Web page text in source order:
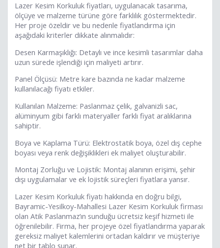
Lazer Kesim Korkuluk fiyatları, uygulanacak tasarıma,
ölçüye ve malzeme türüne göre farklılık göstermektedir.
Her proje özeldir ve bu nedenle fiyatlandırma için
aşağıdaki kriterler dikkate alınmalıdır:
Desen Karmaşıklığı: Detaylı ve ince kesimli tasarımlar daha
uzun sürede işlendiği için maliyeti artırır.
Panel Ölçüsü: Metre kare bazında ne kadar malzeme
kullanılacağı fiyatı etkiler.
Kullanılan Malzeme: Paslanmaz çelik, galvanizli sac,
alüminyum gibi farklı materyaller farklı fiyat aralıklarına
sahiptir.
Boya ve Kaplama Türü: Elektrostatik boya, özel dış cephe
boyası veya renk değişiklikleri ek maliyet oluşturabilir.
Montaj Zorluğu ve Lojistik: Montaj alanının erişimi, şehir
dışı uygulamalar ve ek lojistik süreçleri fiyatlara yansır.
Lazer Kesim Korkuluk fiyatı hakkında en doğru bilgi,
Bayramic-Yesilkoy-Mahallesi Lazer Kesim Korkuluk firması
olan Atik Paslanmaz’ın sunduğu ücretsiz keşif hizmeti ile
öğrenilebilir. Firma, her projeye özel fiyatlandırma yaparak
gereksiz maliyet kalemlerini ortadan kaldırır ve müşteriye
net bir tablo sunar.